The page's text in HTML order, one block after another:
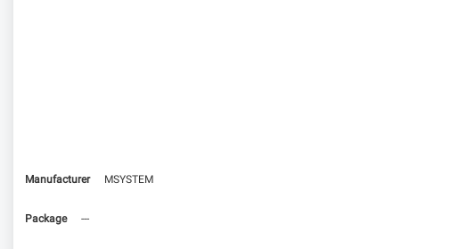
Manufacturer
MSYSTEM
Package ---